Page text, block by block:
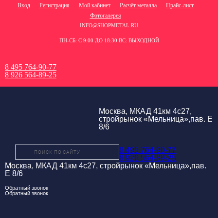
Вход Регистрация Мой кабинет Расчёт металла
Прайс-лист
Фотогалерея
INFO@SHOPMETAL.RU
ПН-СБ: С 9:00 ДО 18:30 ВС: ВЫХОДНОЙ
8 495 764-90-77
8 926 564-89-25
Москва, МКАД 41км 4с27,
стройрынок «Мельница»,пав. Е
8/6
8 495 764-90-77
8 926 564-89-25
Москва, МКАД 41км 4с27, стройрынок «Мельница»,пав.
Е 8/6
Обратный звонок
Обратный звонок